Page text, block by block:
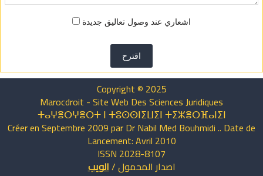
اشعاري عند وصول تعاليق جديدة
اقترح
Copyright © 2025
Marocdroit - Site Web Des Sciences Juridiques
ⵜⴰⵖⴻⵔⵖⴻⵔⵜ ⵏ ⵜⵓⵙⵙⵏⵉⵡⵉⵏ ⵜⵉⵣⴻⵔⴼⴰⵏⵉⵏ
Créer en Septembre 2009 par Dr Nabil Med Bouhmidi .. Date de
Lancement: Avril 2010
ISSN 2028-8107
اصدار المحمول/الويب